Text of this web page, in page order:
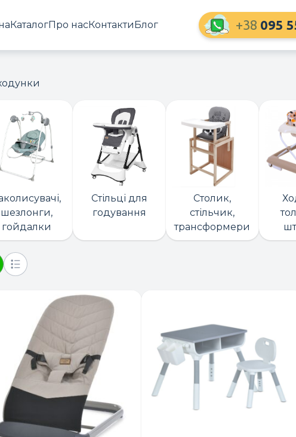
КаталогПро насКонтактиБлог +38 095
шезлонги,
гойдалки
Стільці для
годування
Столик,
стільчик,
трансформери